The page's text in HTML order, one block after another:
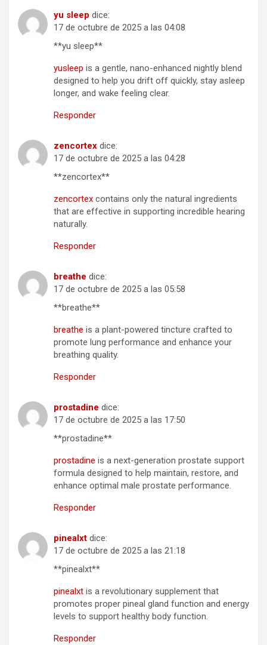
yu sleep dice:
17 de octubre de 2025 a las 04:08
**yu sleep**
yusleep is a gentle, nano-enhanced nightly blend
designed to help you drift off quickly, stay asleep
longer, and wake feeling clear.
Responder
zencortex dice:
17 de octubre de 2025 a las 04:28
** zencortex**
zencortex contains only the natural ingredients
that are effective in supporting incredible hearing
naturally.
Responder
breathe dice:
17 de octubre de 2025 a las 05:58
**breathe**
breathe is a plant-powered tincture crafted to
promote lung performance and enhance your
breathing quality.
Responder
prostadine dice:
17 de octubre de 2025 a las 17:50
**prostadine**
prostadine is a next-generation prostate support
formula designed to help maintain, restore, and
enhance optimal male prostate performance.
Responder
pinealxt dice:
17 de octubre de 2025 a las 21:18
** pinealxt**
pinealxt is a revolutionary supplement that
promotes proper pineal gland function and energy
levels to support healthy body function.
Responder